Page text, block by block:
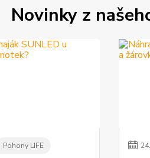
Novinky z
Pohony LIFE 24.